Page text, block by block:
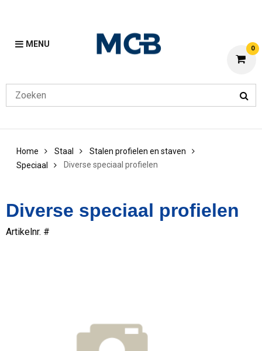
MENU 0
Home Staal
Stalen profielen en staven
Speciaal
Diverse speciaal profielen
Diverse speciaal profielen
Artikelnr. #